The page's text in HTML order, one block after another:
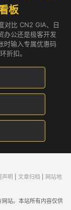
板
对比 CN2 GIA、日
办公还是极客开发
时输入专属优惠码
折扣。
声明 文章归档
网站地
站。本站所有内容仅供